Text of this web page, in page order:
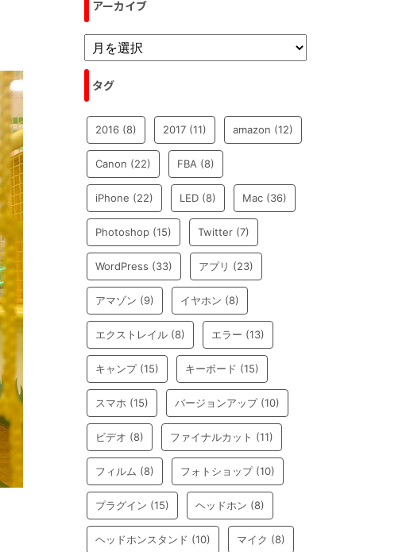
アーカイブ
タグ
2016 (8) 2017 (11) amazon (12)
Canon (22) FBA (8)
iPhone (22) LED (8) Mac (36)
Photoshop (15) Twitter (7)
WordPress (33) アプリ (23)
アマゾン (9) イヤホン (8)
エクストレイル (8) エラー (13)
キャンプ(15) キーボード (15)
スマホ (15) バージョンアップ(10)
ビデオ (8) ファイナルカット (11)
フィルム (8) フォトショップ(10)
プラグイン (15) ヘッドホン (8)
ヘッドホンスタンド (10) マイク (8)